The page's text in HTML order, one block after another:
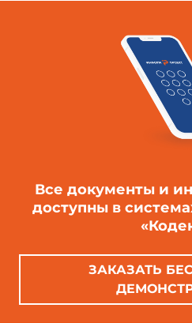
Все документы и
доступны в
ЗАКАЗАТЬ